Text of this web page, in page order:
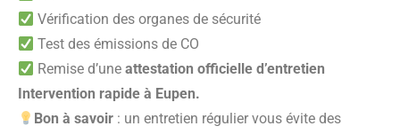
Vérification des organes de sécurité
Test des émissions de CO
Remise d’uneattestation officielle d’entretien
Intervention rapide à Eupen.
Bon à savoir : un entretien régulier vous évite des